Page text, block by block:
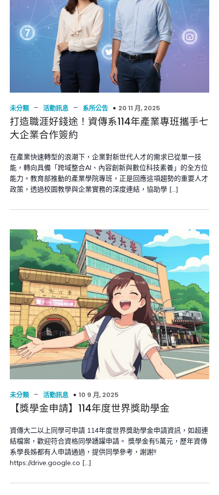
未分類 – 活動訊息 – 系所公告 20 11 月, 2025
打造職涯好錢途！資傳系114年產業專班攜手七
大企業合作簽約
在產業快速轉型的浪潮下，企業對新世代人才的需求已從單一技
能，轉向具備「跨域整合AI、內容創新與數位科技素養」的全方位
能力。教育部推動的產業學院專班，正是回應這項趨勢的重要人才
政策，透過校園教學與企業實務的深度連結，協助學 […]
未分類 – 活動訊息 10 9 月, 2025
【獎學金申請】114年度世界獎助學金
資傳大二以上同學可申請 114年度世界獎助學金申請資訊，如超連
結檔案，歡迎符合資格同學踴躍申請。 獎學金有5萬元，歷年資傳
系學長姊都有人申請通過，提供同學參考，謝謝!!
https://drive.google.co […]